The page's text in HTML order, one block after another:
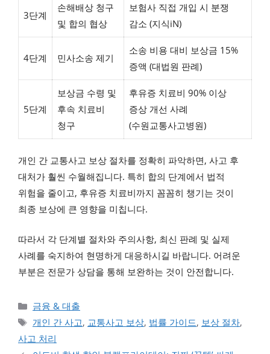
3단계
손해배상 청구
및 합의 협상
보험사 직접 개입 시 분쟁
감소 (지식iN)
4단계 민사소송 제기
소송 비용 대비 보상금 15%
증액 (대법원 판례)
5단계
보상금 수령 및
후속 치료비
청구
후유증 치료비 90% 이상
증상 개선 사례
(수원교통사고병원)
개인 간 교통사고 보상 절차를 정확히 파악하면, 사고 후
대처가 훨씬 수월해집니다. 특히 합의 단계에서 법적
위험을 줄이고, 후유증 치료비까지 꼼꼼히 챙기는 것이
최종 보상에 큰 영향을 미칩니다.
따라서 각 단계별 절차와 주의사항, 최신 판례 및 실제
사례를 숙지하여 현명하게 대응하시길 바랍니다. 어려운
부분은 전문가 상담을 통해 보완하는 것이 안전합니다.
카테고리
금융 & 대출
태그
개인 간 사고, 교통사고 보상, 법률 가이드, 보상 절차,
사고 처리